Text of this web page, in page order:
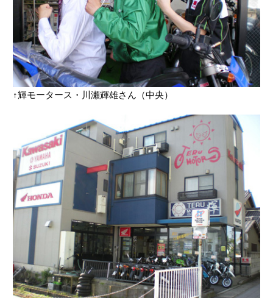
↑輝モータース・川瀬輝雄さん（中央）